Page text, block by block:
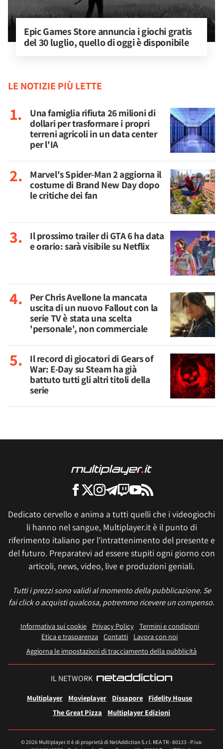
Epic Games Store annuncia i giochi gratis
del 30 luglio, quello di oggi è disponibile
LE NOTIZIE PIÙ LETTE
Una famiglia rifiuta 26 milioni di
dollari per trasformare i propri
terreni agricoli in un data center
per l'IA
Marvel's Spider-Man 2 aggiorna il
costume di Brand New Day dopo
le critiche dei fan
Il prossimo trailer di GTA 6 ha data
e orario: sarà visibile su Netflix
Per Chris Avellone la mancata
uscita di un nuovo Fallout con la
serie TV è stata una scelta
'personale', non commerciale
Il record di giocatori di Gears of
War: E-Day su Steam ha già
battuto tutti gli altri titoli della
serie
Dedicato cervello e anima a tutti quelli che i videogiochi
li hanno nel sangue, Multiplayer.it è il punto di
riferimento italiano per l'intrattenimento del presente e
del futuro. Preparatevi ad essere stupiti ogni giorno con
articoli, news, video, live e produzioni geniali.
Tutti i prezzi sono validi al momento della pubblicazione. Se
fai click o acquisti qualcosa, potremmo ricevere un compenso.
Informativa sui cookie Privacy Policy
Termini e condizioni
Etica e trasparenza Contatti
Lavora con noi
Aggiorna le impostazioni di tracciamento della pubblicità
IL NETWORK
Multiplayer Movieplayer Dissapore
Fidelity House
The Great Pizza
Multiplayer Edizioni
© 2026 Multiplayer.it è di proprietà di NetAddiction S.r.l. REA TR - 80133 - P.iva: